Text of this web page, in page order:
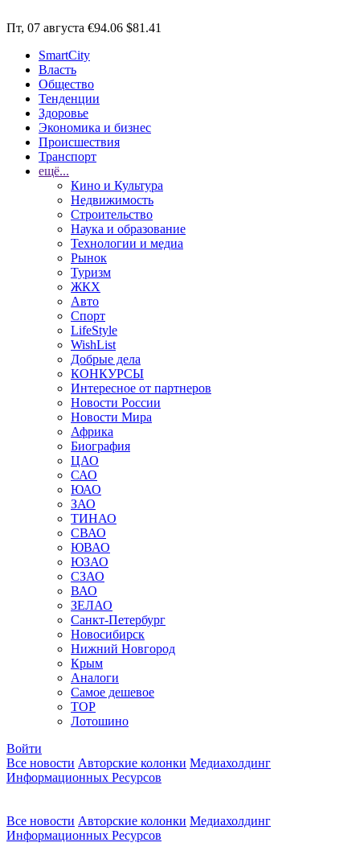
Пт, 07 августа €94.06 $81.41
SmartCity
Власть
Общество
Тенденции
Здоровье
Экономика и бизнес
Происшествия
Транспорт
ещё...
Кино и Культура
Недвижимость
Строительство
Наука и образование
Технологии и медиа
Рынок
Туризм
ЖКХ
Авто
Спорт
LifeStyle
WishList
Добрые дела
КОНКУРСЫ
Интересное от партнеров
Новости России
Новости Мира
Африка
Биография
ЦАО
САО
ЮАО
ЗАО
ТИНАО
СВАО
ЮВАО
ЮЗАО
СЗАО
ВАО
ЗЕЛАО
Санкт-Петербург
Новосибирск
Нижний Новгород
Крым
Аналоги
Самое дешевое
TOP
Лотошино
Войти
Все новости Авторские колонки Медиахолдинг
Информационных Ресурсов
Все новости Авторские колонки Медиахолдинг
Информационных Ресурсов